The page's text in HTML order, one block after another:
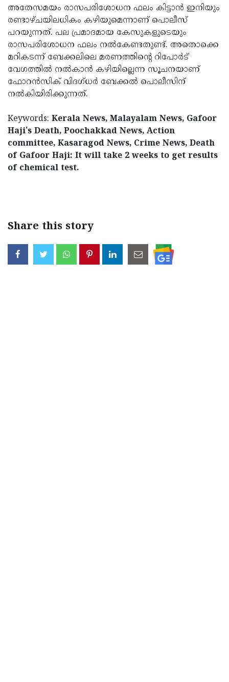
അതേസമയം രാസപരിശോധന ഫലം കിട്ടാന്‍ ഇനിയും
രണ്ടാഴ്ചയിലധികം കഴിയുമെന്നാണ് പൊലീസ്
പറയുന്നത്. പല പ്രമാദമായ കേസുകളുടെയും
രാസപരിശോധന ഫലം നല്‍കേണ്ടതുണ്ട്. അതൊക്കെ
മറികടന്ന് ബേക്കലിലെ മരണത്തിന്റെ റിപോര്‍ട്
വേഗത്തില്‍ നല്‍കാന്‍ കഴിയില്ലെന്ന സൂചനയാണ്
ഫോറന്‍സിക് വിദഗ്ധര്‍ ബേക്കല്‍ പൊലീസിന്
നല്‍കിയിരിക്കുന്നത്.
Keywords: Kerala News, Malayalam News, Gafoor
Haji's Death, Poochakkad News, Action
committee, Kasaragod News, Crime News, Death
of Gafoor Haji: It will take 2 weeks to get results
of chemical test.
Share this story